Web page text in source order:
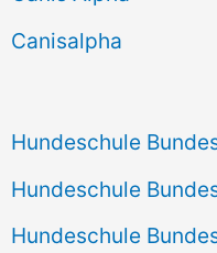
h
Canisalpha
Hundeschule
Hundeschule
Hundeschule